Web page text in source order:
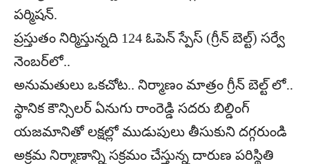
పర్మిషన్‌.
ప్రస్తుతం నిర్మిస్తున్నది 124 ఓపెన్‌ స్పేస్‌ (గ్రీన్‌ బెల్ట్‌) సర్వే
నెంబర్‌లో..
అనుమతులు ఒకచోట.. నిర్మాణం మాత్రం గ్రీన్‌ బెల్ట్‌ లో..
స్థానిక కౌన్సిలర్‌ ఏనుగు రాంరెడ్డి సదరు బిల్డింగ్‌
యజమానితో లక్షల్లో ముడుపులు తీసుకుని దగ్గరుండి
అక్రమ నిర్మాణాన్ని సక్రమం చేస్తున్న దారుణ పరిస్థితి